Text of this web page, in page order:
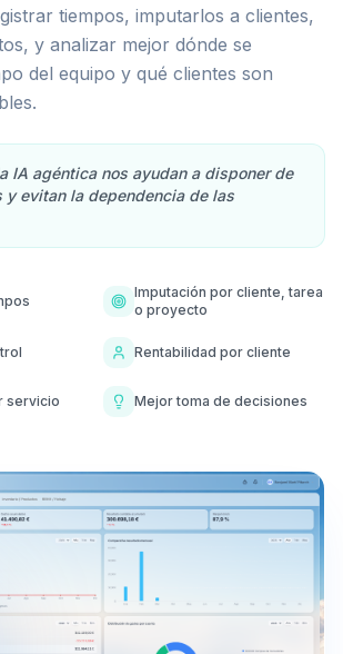
tiempos, imputarlos a clientes,
y analizar mejor dónde se
del equipo y qué clientes son
IA agéntica nos ayudan a disponer de
y evitan la dependencia de las
Imputación por cliente, tarea
o proyecto
Rentabilidad por cliente
servicio Mejor toma de decisiones